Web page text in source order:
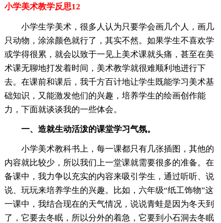
小学美术教学反思12
小学生学美术，很多人认为只要学会画几个人，画几
只动物，涂涂颜色就行了，其实不然。如果学生不喜欢学
或学得很累，就会以致于一见上美术课就头痛，甚至在美
术课无聊地打发着时间，美术教学就很难顺利地进行下
去。在课前和课后，我千方百计地让学生既能学习美术基
础知识，又能激发他们的兴趣，培养学生的绘画创作能
力，下面就谈谈我的一些体会。
一、造就生动活泼的课堂学习气氛。
小学美术教科书上，每一课都只有几张插图，其他的
内容就比较少，所以我们上一堂课就需要很多的准备。在
备课中，我力争以充实的内容来吸引学生，通过听听、说
说、玩玩来培养学生的兴趣。比如，六年级“纸工饰物”这
一课中，我结合现在的天气情况，说说青蛙是因为冬天到
了，它要去冬眠，所以分外的着急，它要到小石洞去冬眠